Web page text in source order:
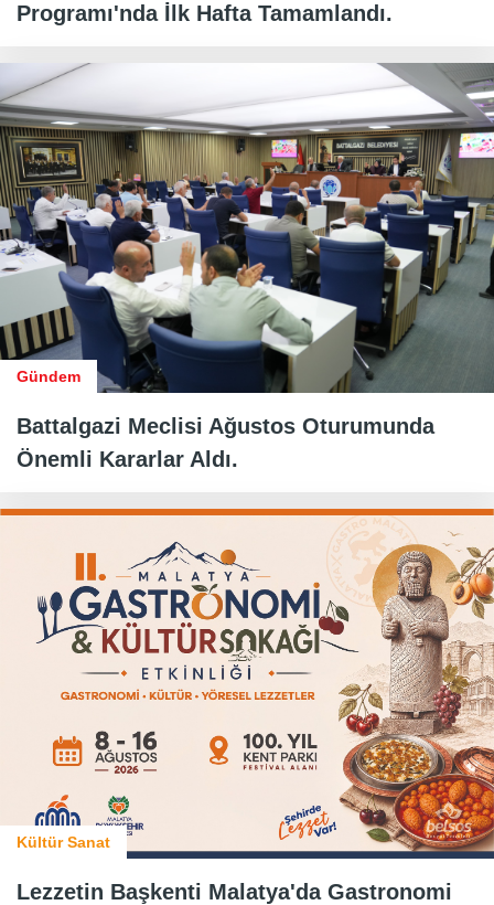
Programı'nda İlk Hafta Tamamlandı.
Gündem
Battalgazi Meclisi Ağustos Oturumunda
Önemli Kararlar Aldı.
Kültür Sanat
Lezzetin Başkenti Malatya'da Gastronomi